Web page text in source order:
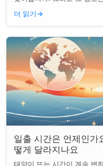
떨어져 있습니다. 핵심 요약...
더 읽기→
일출 시간은 언제인가
떻게 달라지나요
태양이 뜨는 시간이 계속 변